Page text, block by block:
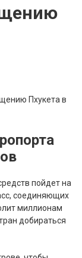
пойдет на
соединяющих
миллионам
добираться